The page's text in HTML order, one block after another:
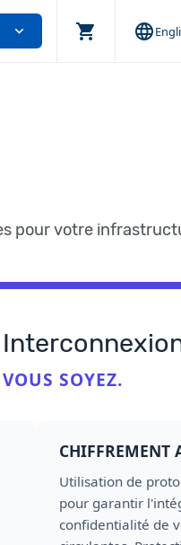
expand_more shopping_cart language
pour votre
SOYEZ.
CHIFFREMENT
Utilisation de
pour garantir
confidentialité de